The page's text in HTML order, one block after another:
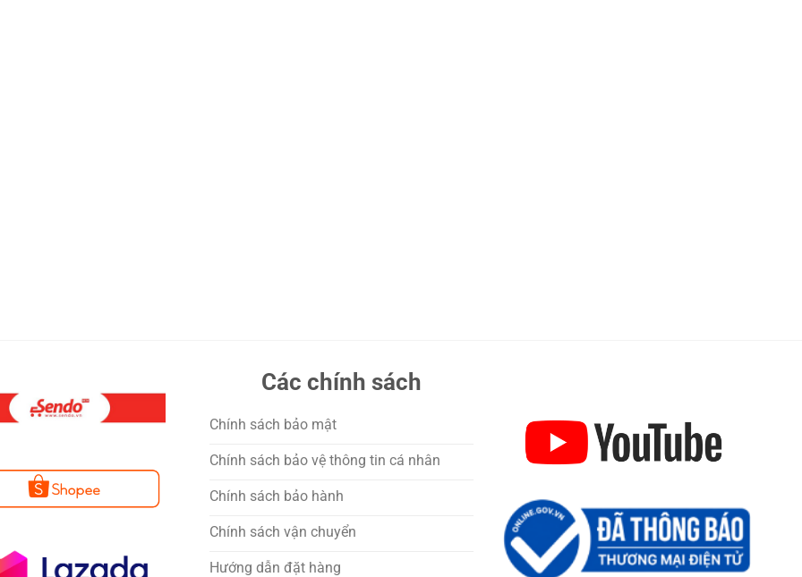
Các chính sách
Chính sách bảo mật
Chính sách bảo vệ thông tin cá nhân
Chính sách bảo hành
Chính sách vận chuyển
Hướng dẫn đặt hàng